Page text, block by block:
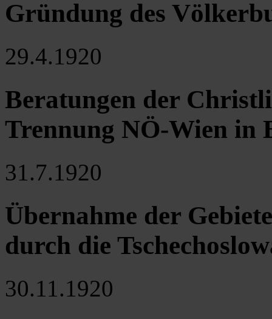
Gründung des
29.4.1920
Beratungen der
Trennung NÖ-Wien in
31.7.1920
Übernahme der
durch die
30.11.1920